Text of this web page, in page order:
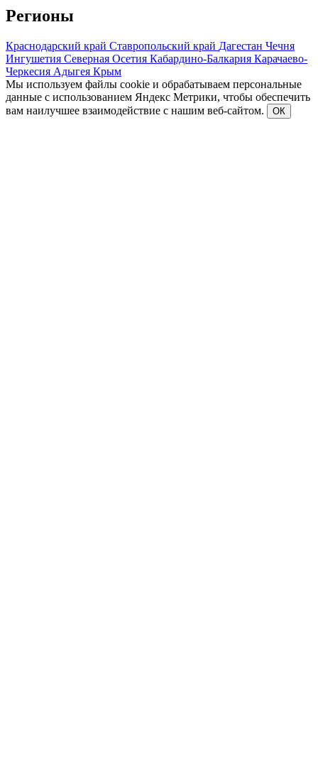
Регионы
Краснодарский край Ставропольский край Дагестан Чечня
Ингушетия Северная Осетия Кабардино-Балкария Карачаево-
Черкесия Адыгея Крым
Мы используем файлы cookie и обрабатываем персональные
данные с использованием Яндекс Метрики, чтобы обеспечить
вам наилучшее взаимодействие с нашим веб-сайтом.
ОК